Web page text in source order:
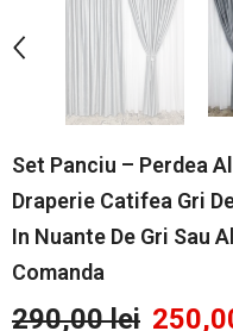
Set Panciu – Perdea
Draperie Catifea Gri
In Nuante De Gri Sau
Comanda
290,00 lei